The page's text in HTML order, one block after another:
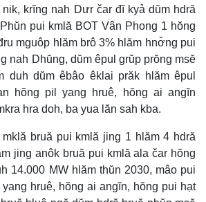
nik, krĭng nah Dưr čar đĭ kyả dŭm hdră
pui kmlă BOT Vân Phong 1 hŏng
mguôp hlăm brô 3% hlăm hnơ̆ng pui
nah Dhŭng, dŭm êpul grŭp prŏng msĕ
duh dŭm êbâo êklai prăk hlăm êpul
hŏng pil yang hruê, hŏng ai angĭn
hra doh, ba yua lăn sah kba.
bruă pui kmlă jing 1 hlăm 4 hdră
jing anôk bruă pui kmlă ala čar hŏng
14.000 MW hlăm thŭn 2030, mâo pui
hruê, hŏng ai angĭn, hŏng pui hạt